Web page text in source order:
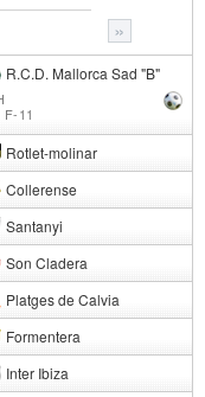
»
R.C.D. Mallorca Sad "B"
F-11
Rotlet-molinar
Collerense
Santanyi
Son Cladera
Platges de Calvia
Formentera
Inter Ibiza